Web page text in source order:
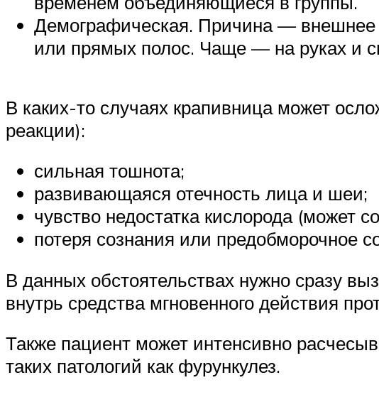
Демографическая. Причина — внешнее
или прямых полос. Чаще — на руках и
В каких-то случаях крапивница может
реакции):
сильная тошнота;
развивающаяся отечность лица и шеи;
чувство недостатка кислорода (может
потеря сознания или предобморочное
В данных обстоятельствах нужно сразу
внутрь средства мгновенного действия
Также пациент может интенсивно
таких патологий как фурункулез.